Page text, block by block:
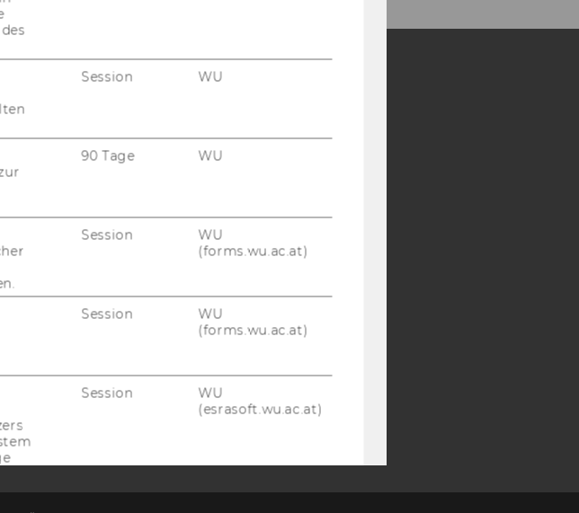
Session WU
90 Tage WU
Session
WU
(forms.wu.ac.at)
Session
WU
(forms.wu.ac.at)
Session
WU
(esrasoft.wu.ac.at)